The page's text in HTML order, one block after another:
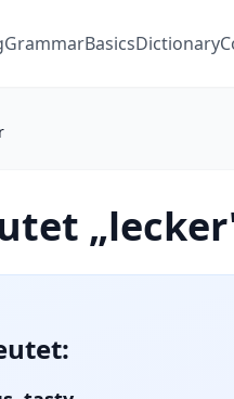
GrammarBasicsDictionary